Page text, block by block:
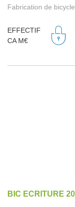
Fabrication de
EFFECTIF
CA M€
BIC ECRITURE